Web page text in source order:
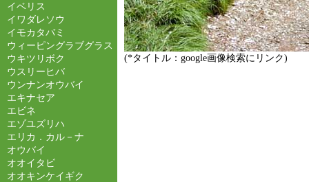
イベリス
イワダレソウ
イモカタバミ
ウィーピングラブグラス
ウキツリボク
ウスリーヒバ
ウンナンオウバイ
エキナセア
エビネ
エゾユズリハ
エリカ．カル－ナ
オウバイ
オオイタビ
オオキンケイギク
(*タイトル：google画像検索にリンク)